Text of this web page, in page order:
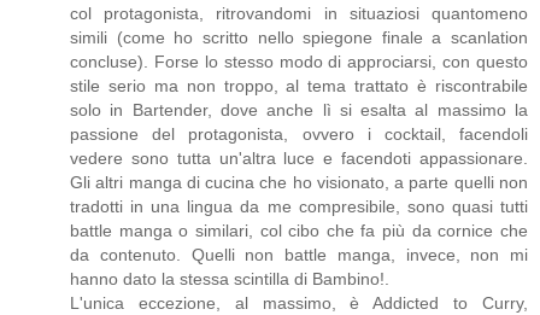
col protagonista, ritrovandomi in situaziosi quantomeno
simili (come ho scritto nello spiegone finale a scanlation
concluse). Forse lo stesso modo di approciarsi, con questo
stile serio ma non troppo, al tema trattato è riscontrabile
solo in Bartender, dove anche lì si esalta al massimo la
passione del protagonista, ovvero i cocktail, facendoli
vedere sono tutta un'altra luce e facendoti appassionare.
Gli altri manga di cucina che ho visionato, a parte quelli non
tradotti in una lingua da me compresibile, sono quasi tutti
battle manga o similari, col cibo che fa più da cornice che
da contenuto. Quelli non battle manga, invece, non mi
hanno dato la stessa scintilla di Bambino!.
L'unica eccezione, al massimo, è Addicted to Curry,